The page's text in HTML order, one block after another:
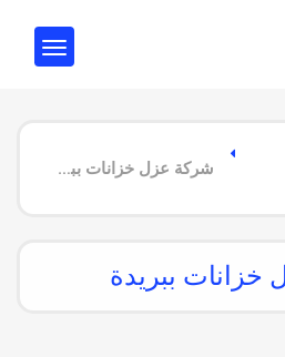
شركة عزل خزانات ببريدة
ببريدة